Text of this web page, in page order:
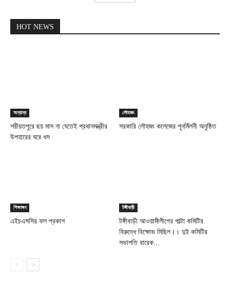
HOT NEWS
অন্যান্য
শরীয়তপুরে ছয় মাস না যেতেই প্রধানমন্ত্রীর
উপহারের ঘরে ধস
লৌহজং
সরকারি লৌহজং কলেজের পূনর্মিলনী অনুষ্ঠিত
শিক্ষাঙ্গন
এইচএসসির ফল প্রকাশ
টঙ্গীবাড়ী
টঙ্গীবাড়ী আওয়ামীলীগের পাল্টা কমিটির
বিরুদ্ধে বিক্ষোভ মিছিল।। দুই কমিটির
সভাপতি বারেক...